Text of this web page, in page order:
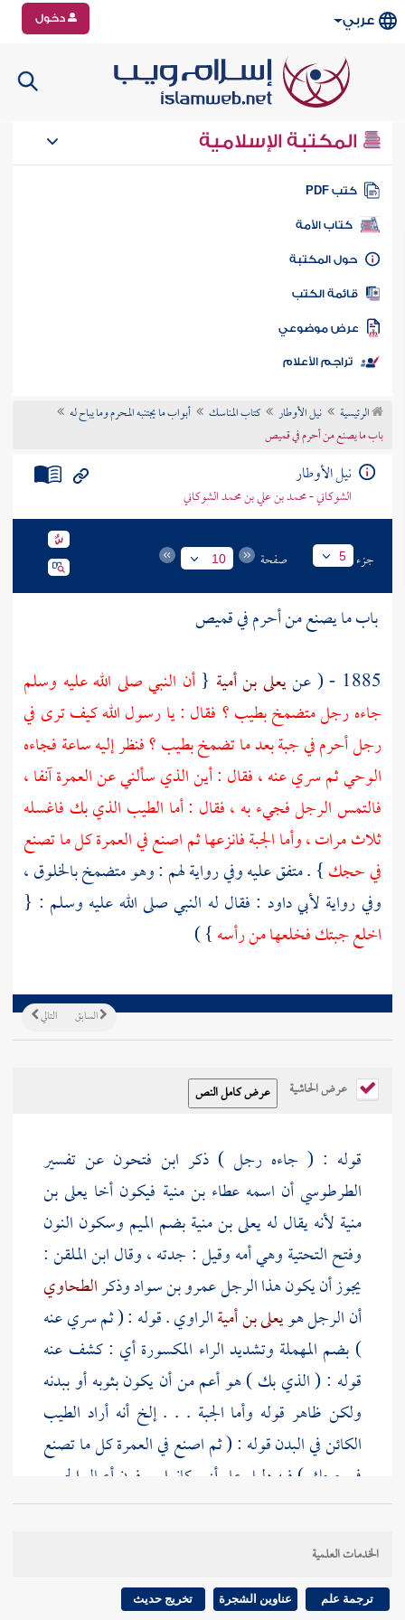
عربي دخول
المكتبة الإسلامية
كتب PDF
كتاب الأمة
المكتبة
الكتب
موضوعي
تراجم الأعلام
الرئيسية نيل الأوطار كتاب المناسك
أبواب ما يجتنبه المحرم وما يباح له
باب ما يصنع من أحرم في قميص
نيل الأوطار
الشوكاني - محمد بن علي بن محمد الشوكاني
جزء 5 صفحة 10
باب ما يصنع من أحرم في قميص
1885 - ( عن
يعلى بن أمية {أن النبي صلى الله عليه وسلم
جاءه رجل متضمخ بطيب ؟ فقال : يا رسول الله كيف ترى في
رجل أحرم في جبة بعد ما تضمخ بطيب ؟ فنظر إليه ساعة فجاءه
الوحي ثم سري عنه ، فقال : أين الذي سألني عن العمرة آنفا ،
فالتمس الرجل فجيء به ، فقال : أما الطيب الذي بك فاغسله
ثلاث مرات ، وأما الجبة فانزعها ثم اصنع في العمرة كل ما تصنع
في حجك} . متفق عليه وفي رواية لهم : وهو متضمخ بالخلوق ،
وفي رواية لأبي داود : فقال له النبي صلى الله عليه وسلم : {
اخلع جبتك فخلعها من رأسه} )
التالي السابق
عرض الحاشية
قوله : ( جاءه رجل ) ذكر ابن فتحون عن تفسير
الطرطوسي أن اسمهعطاء بن منية فيكون أخا يعلى بن
منية لأنه يقال لهيعلى بن منيةبضم الميم وسكون النون
وفتح التحتية وهي أمه وقيل : جدته ، وقالابن الملقن:
يجوز أن يكون هذا الرجلعمرو بن سوادوذكرالطحاوي
أن الرجل هويعلى بن أميةالراوي . قوله : ( ثم سري عنه
) بضم المهملة وتشديد الراء المكسورة أي : كشف عنه
قوله : ( الذي بك ) هو أعم من أن يكون بثوبه أو ببدنه
ولكن ظاهر قوله وأما الجبة . . . إلخ أنه أراد الطيب
الكائن في البدن قوله : ( ثم اصنع في العمرة كل ما تصنع
في حجك ) فيه دليل على أنهم كانوا يعرفون أعمال الحج .
قالابن العربي: كأنهم كانوا في الجاهلية يخلعون الثياب
ويجتنبون الطيب في الإحرام إذا حجوا وكانوا يتساهلون
في ذلك في العمرة فأخبره النبي صلى الله عليه وسلم أن
مجراهما واحد ، وقالابن المنير: قوله : ( واصنع ) معناه
الخدمات العلمية
ترجمة علم عناوين الشجرة تخريج حديث